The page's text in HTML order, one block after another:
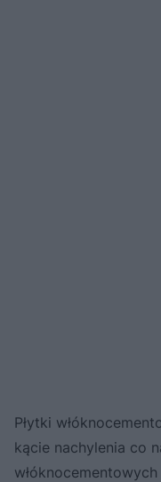
Płytki
kącie nachylenia co